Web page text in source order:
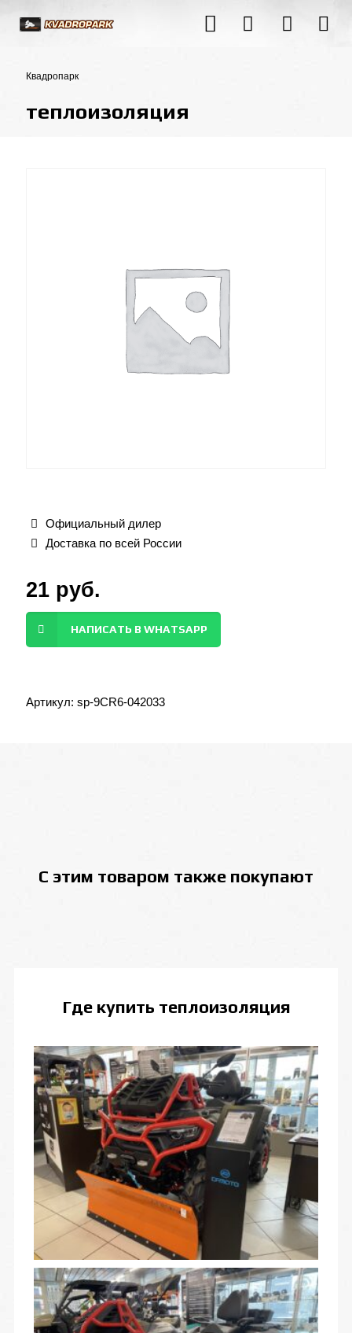
Квадропарк
теплоизоляция
Официальный дилер
Доставка по всей России
21 руб.
НАПИСАТЬ В WHATSAPP
Артикул: sp-9CR6-042033
С этим товаром также покупают
Где купить теплоизоляция